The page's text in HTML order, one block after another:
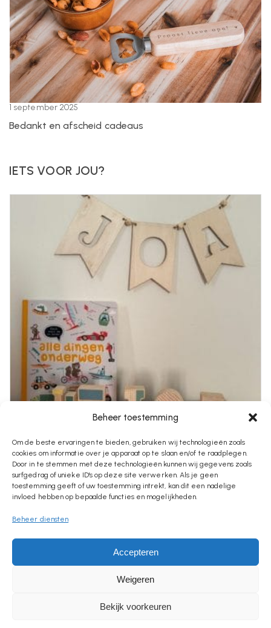
Beheer toestemming
Om de beste ervaringen te bieden, gebruiken wij technologieën zoals
cookies om informatie over je apparaat op te slaan en/of te raadplegen.
Door in te stemmen met deze technologieën kunnen wij gegevens zoals
surfgedrag of unieke ID's op deze site verwerken. Als je geen
toestemming geeft of uw toestemming intrekt, kan dit een nadelige
invloed hebben op bepaalde functies en mogelijkheden.
Beheer diensten
Accepteren
Weigeren
Bekijk voorkeuren
1 september 2025
Bedankt en afscheid cadeaus
IETS VOOR JOU?
€2,95
Vlaggetje Met Naam